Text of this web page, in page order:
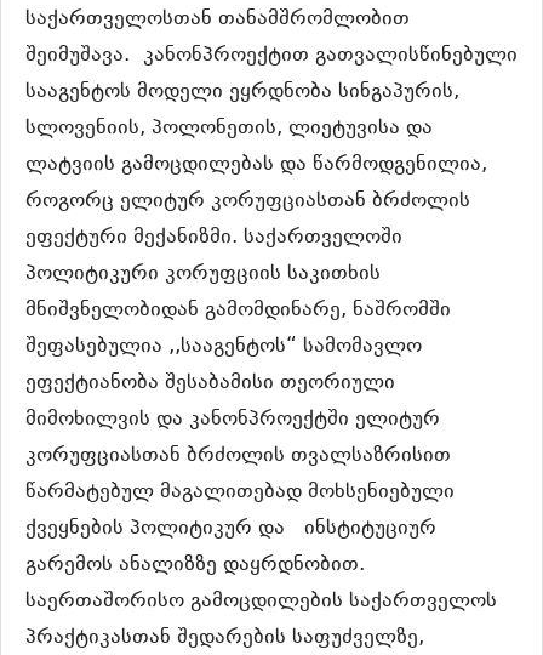
საქართველოსთან თანამშრომლობით
შეიმუშავა. კანონპროექტით გათვალისწინებული
სააგენტოს მოდელი ეყრდნობა სინგაპურის,
სლოვენიის, პოლონეთის, ლიეტუვისა და
ლატვიის გამოცდილებას და წარმოდგენილია,
როგორც ელიტურ კორუფციასთან ბრძოლის
ეფექტური მექანიზმი. საქართველოში
პოლიტიკური კორუფციის საკითხის
მნიშვნელობიდან გამომდინარე, ნაშრომში
შეფასებულია ,,სააგენტოს“ სამომავლო
ეფექტიანობა შესაბამისი თეორიული
მიმოხილვის და კანონპროექტში ელიტურ
კორუფციასთან ბრძოლის თვალსაზრისით
წარმატებულ მაგალითებად მოხსენიებული
ქვეყნების პოლიტიკურ და ინსტიტუციურ
გარემოს ანალიზზე დაყრდნობით.
საერთაშორისო გამოცდილების საქართველოს
პრაქტიკასთან შედარების საფუძველზე,